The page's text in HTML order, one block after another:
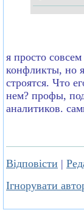
я просто
конфликты, но
строятся. Что
нем? профы,
аналитиков.
Відповісти |
Ігнорувати